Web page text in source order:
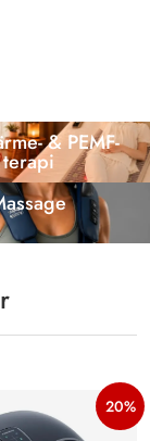
& PEMF-
terapi
20%